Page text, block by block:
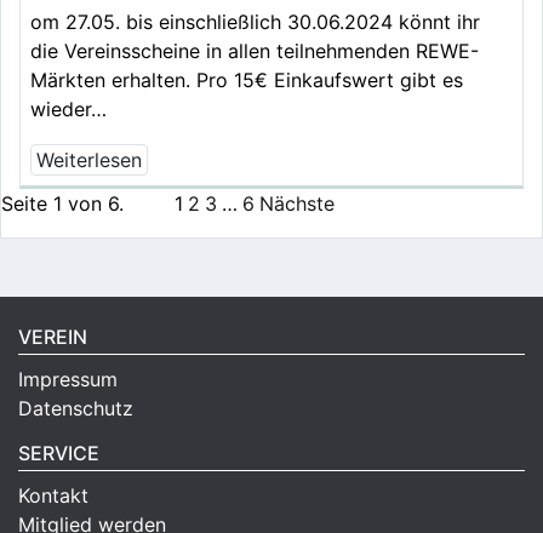
om 27.05. bis einschließlich 30.06.2024 könnt ihr
die Vereinsscheine in allen teilnehmenden REWE-
Märkten erhalten. Pro 15€ Einkaufswert gibt es
wieder…
Weiterlesen
Seite 1 von 6.
1 2 3 … 6 Nächste
VEREIN
Impressum
Datenschutz
SERVICE
Kontakt
Mitglied werden